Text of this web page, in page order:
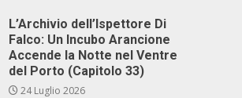
L’Archivio dell’Ispettore Di
Falco: Un Incubo Arancione
Accende la Notte nel Ventre
del Porto (Capitolo 33)
24 Luglio 2026